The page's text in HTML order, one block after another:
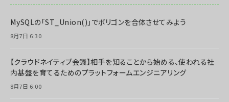
MySQLの「ST_Union()」でポリゴンを合体させてみよう
8月7日 6:30
【クラウドネイティブ会議】相手を知ることから始める、使われる社
内基盤を育てるためのプラットフォームエンジニアリング
8月7日 6:00